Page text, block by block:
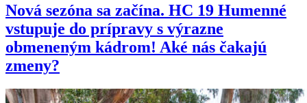
Nová sezóna sa začína. HC 19 Humenné
vstupuje do prípravy s výrazne
obmeneným kádrom! Aké nás čakajú
zmeny?